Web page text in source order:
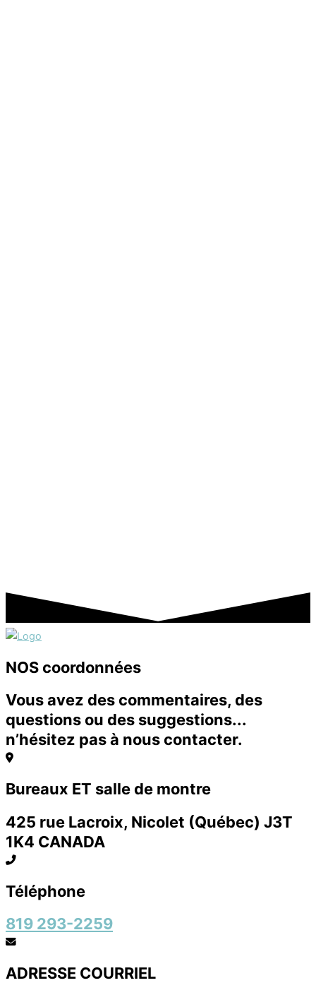
NOS coordonnées
Vous avez des commentaires, des
questions ou des suggestions...
n’hésitez pas à nous contacter.
Bureaux ET salle de montre
425 rue Lacroix, Nicolet (Québec) J3T
1K4 CANADA
Téléphone
819 293-2259
ADRESSE COURRIEL